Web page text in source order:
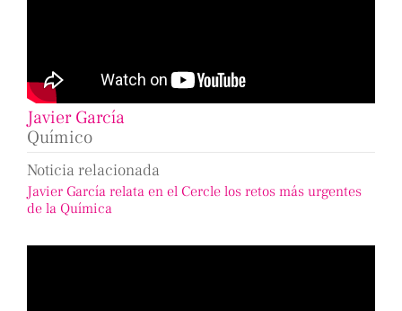
Javier García
Químico
Noticia relacionada
Javier García relata en el Cercle los retos más urgentes
de la Química